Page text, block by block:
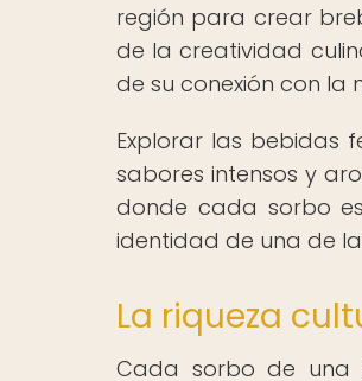
región para crear
de la creatividad
de su conexión con la
Explorar las bebidas
sabores intensos y
donde cada sorbo
identidad de una de
La riqueza
Cada sorbo de una